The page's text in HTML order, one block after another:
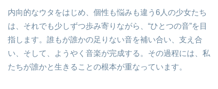
内向的なウタをはじめ、個性も悩みも違う6人の少女たち
は、それでも少しずつ歩み寄りながら、“ひとつの音”を目
指します。誰もが誰かの足りない音を補い合い、支え合
い、そして、ようやく音楽が完成する。その過程には、私
たちが誰かと生きることの根本が重なっています。